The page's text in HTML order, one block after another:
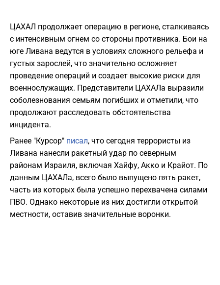
ЦАХАЛ продолжает операцию в регионе, сталкиваясь
с интенсивным огнем со стороны противника. Бои на
юге Ливана ведутся в условиях сложного рельефа и
густых зарослей, что значительно осложняет
проведение операций и создает высокие риски для
военнослужащих. Представители ЦАХАЛа выразили
соболезнования семьям погибших и отметили, что
продолжают расследовать обстоятельства
инцидента.
Ранее "Курсор" писал, что сегодня террористы из
Ливана нанесли ракетный удар по северным
районам Израиля, включая Хайфу, Акко и Крайот. По
данным ЦАХАЛа, всего было выпущено пять ракет,
часть из которых была успешно перехвачена силами
ПВО. Однако некоторые из них достигли открытой
местности, оставив значительные воронки.